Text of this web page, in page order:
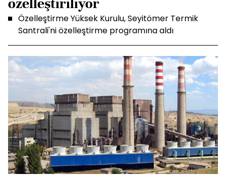
özelleştiriliyor
Özelleştirme Yüksek Kurulu, Seyitömer Termik
Santrali'ni özelleştirme programına aldı